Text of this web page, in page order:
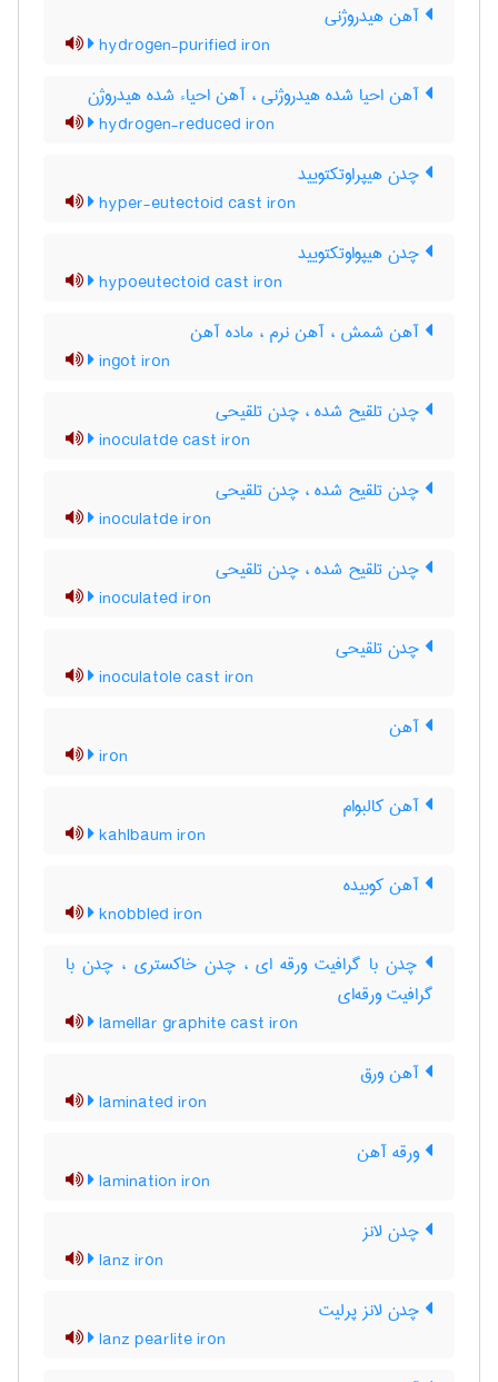
آهن هیدروژنی
hydrogen-purified iron
آهن احیا شده هیدروژنی ، آهن احیاء شده هیدروژن
hydrogen-reduced iron
چدن هیپراوتکتویید
hyper-eutectoid cast iron
چدن هیپواوتکتویید
hypoeutectoid cast iron
آهن شمش ، آهن نرم ، ماده آهن
ingot iron
چدن تلقیح شده ، چدن تلقیحی
inoculatde cast iron
چدن تلقیح شده ، چدن تلقیحی
inoculatde iron
چدن تلقیح شده ، چدن تلقیحی
inoculated iron
چدن تلقیحی
inoculatole cast iron
آهن
iron
آهن کالبوام
kahlbaum iron
آهن کوبیده
knobbled iron
چدن با گرافیت ورقه ای ، چدن خاکستری ، چدن با
گرافیت ورقه‌ای
lamellar graphite cast iron
آهن ورق
laminated iron
ورقه آهن
lamination iron
چدن لانز
lanz iron
چدن لانز پرلیت
lanz pearlite iron